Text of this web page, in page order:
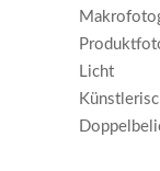
Licht